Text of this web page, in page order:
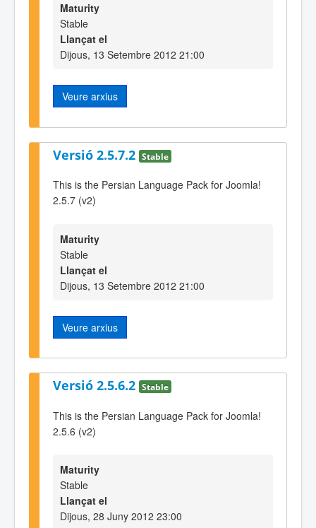
Maturity
Stable
Llançat el
Dijous, 13 Setembre 2012 21:00
Veure arxius
Versió 2.5.7.2 Stable
This is the Persian Language Pack for Joomla!
2.5.7 (v2)
Maturity
Stable
Llançat el
Dijous, 13 Setembre 2012 21:00
Veure arxius
Versió 2.5.6.2 Stable
This is the Persian Language Pack for Joomla!
2.5.6 (v2)
Maturity
Stable
Llançat el
Dijous, 28 Juny 2012 23:00